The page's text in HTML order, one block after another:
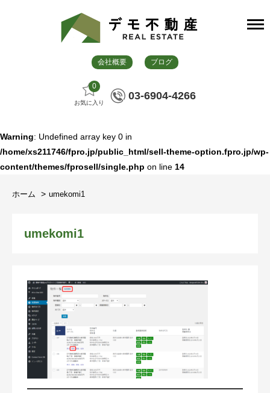
会社概要 ブログ
0
お気に入り
03-6904-4266
Warning: Undefined array key 0 in
/home/xs211746/fpro.jp/public_html/sell-theme-option.fpro.jp/wp-
content/themes/fprosell/single.php on line 14
ホーム umekomi1
umekomi1